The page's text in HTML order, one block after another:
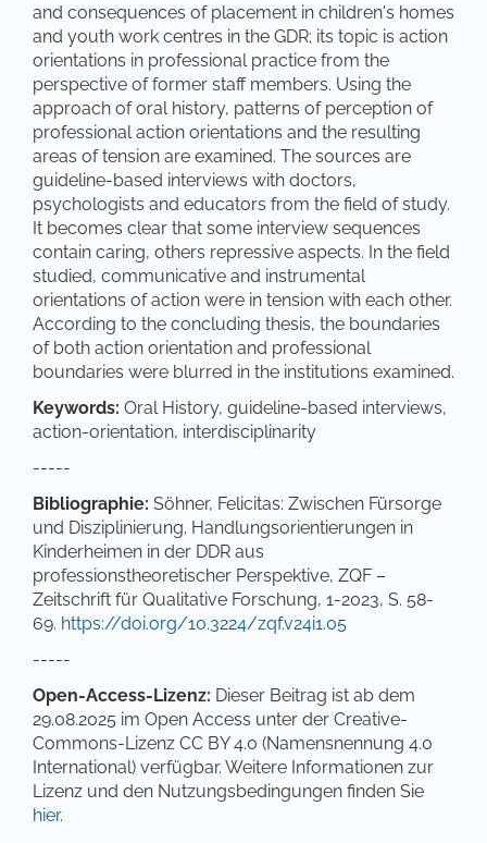
and consequences of placement in children's homes
and youth work centres in the GDR; its topic is action
orientations in professional practice from the
perspective of former staff members. Using the
approach of oral history, patterns of perception of
professional action orientations and the resulting
areas of tension are examined. The sources are
guideline-based interviews with doctors,
psychologists and educators from the field of study.
It becomes clear that some interview sequences
contain caring, others repressive aspects. In the field
studied, communicative and instrumental
orientations of action were in tension with each other.
According to the concluding thesis, the boundaries
of both action orientation and professional
boundaries were blurred in the institutions examined.
Keywords: Oral History, guideline-based interviews,
action-orientation, interdisciplinarity
-----
Bibliographie: Söhner, Felicitas: Zwischen Fürsorge
und Disziplinierung. Handlungsorientierungen in
Kinderheimen in der DDR aus
professionstheoretischer Perspektive, ZQF –
Zeitschrift für Qualitative Forschung, 1-2023, S. 58-
69. https://doi.org/10.3224/zqf.v24i1.05
-----
Open-Access-Lizenz: Dieser Beitrag ist ab dem
29.08.2025 im Open Access unter der Creative-
Commons-Lizenz CC BY 4.0 (Namensnennung 4.0
International) verfügbar. Weitere Informationen zur
Lizenz und den Nutzungsbedingungen finden Sie
hier.